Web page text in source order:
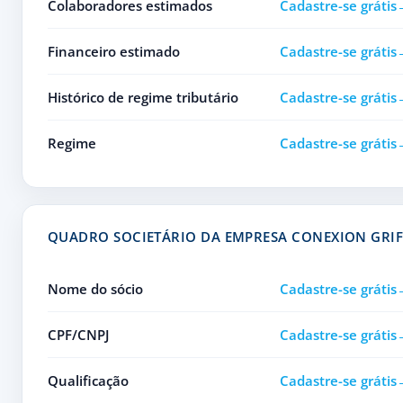
Colaboradores estimados Cadastre-se grátis
Financeiro estimado Cadastre-se grátis
Histórico de regime tributário Cadastre-se grátis
Regime Cadastre-se grátis
QUADRO SOCIETÁRIO DA EMPRESA CONEXION
Nome do sócio Cadastre-se grátis
CPF/CNPJ Cadastre-se grátis
Qualificação Cadastre-se grátis